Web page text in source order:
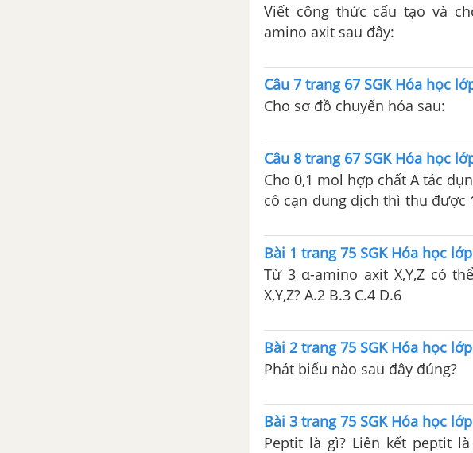
Viết công thức cấu tạo và
amino axit sau đây:
Câu 7 trang 67 SGK Hóa học
Cho sơ đồ chuyển hóa sau:
Câu 8 trang 67 SGK Hóa học
Cho 0,1 mol hợp chất A tác
cô cạn dung dịch thì thu được
dụng với lượng dung dịch
muối.
Bài 1 trang 75 SGK Hóa học
Từ 3 α-amino axit X,Y,Z có
X,Y,Z? A.2 B.3 C.4 D.6
Bài 2 trang 75 SGK Hóa học
Phát biểu nào sau đây đúng?
Bài 3 trang 75 SGK Hóa học
Peptit là gì? Liên kết peptit